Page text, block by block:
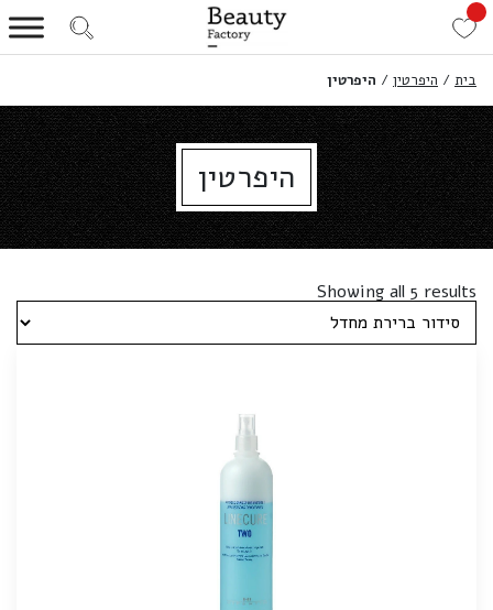
בית / היפרטין / היפרטין
היפרטין
Showing all 5 results